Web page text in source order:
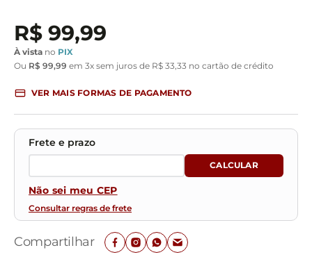
R$ 99,99
À vista no PIX
Ou R$ 99,99 em 3x sem juros de R$ 33 33 no cartão de crédito
VER MAIS FORMAS DE PAGAMENTO
Não sei meu CEP
Consultar regras de frete
Compartilhar